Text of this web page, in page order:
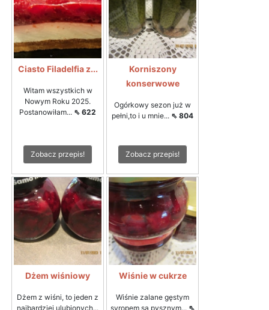
Ciasto Filadelfia z...
Witam wszystkich w
Nowym Roku 2025.
Postanowiłam... ⇖ 622
Zobacz przepis!
Korniszony
konserwowe
Ogórkowy sezon już w
pełni,to i u mnie... ⇖ 804
Zobacz przepis!
Dżem wiśniowy
Dżem z wiśni, to jeden z
najbardziej ulubionych...
Wiśnie w cukrze
Wiśnie zalane gęstym
syropem są pysznym... ⇖